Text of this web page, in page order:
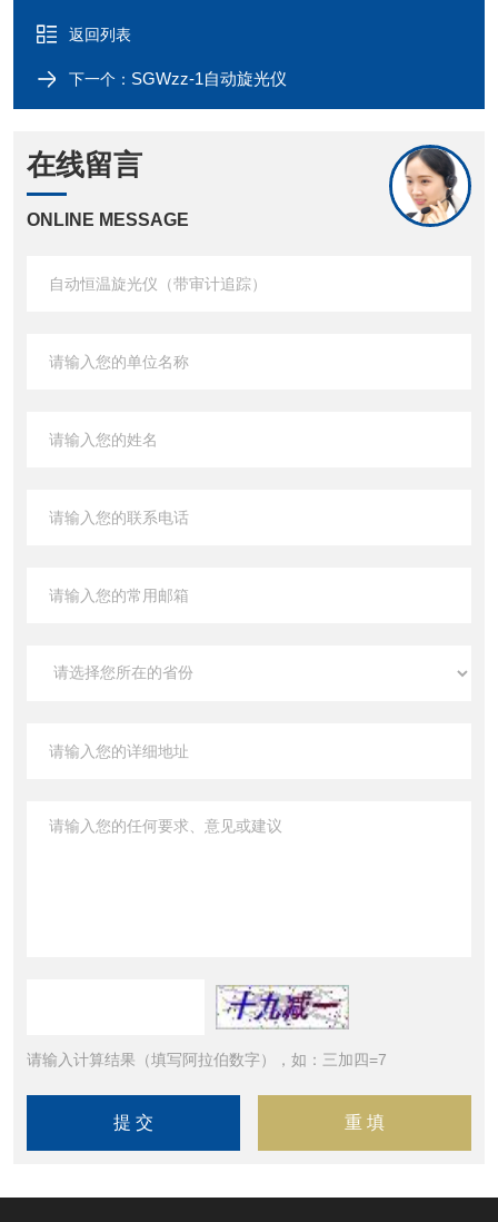
返回列表
下一个： SGWzz-1自动旋光仪
在线留言
ONLINE MESSAGE
请输入计算结果（填写阿拉伯数字），如：三加四=7